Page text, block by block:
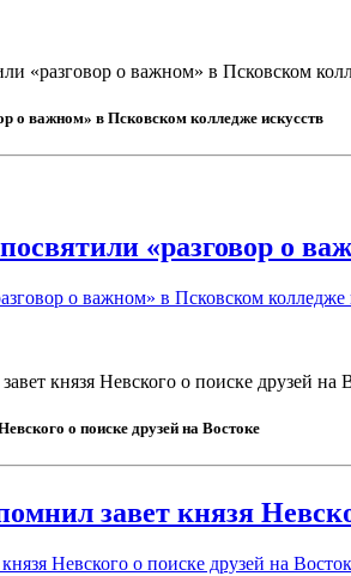
«разговор о важном» в Псковском
о важном» в Псковском колледже искусств
«разговор о
о важном» в Псковском колледже
князя Невского о поиске друзей на
о поиске друзей на Востоке
завет князя
Невского о поиске друзей на